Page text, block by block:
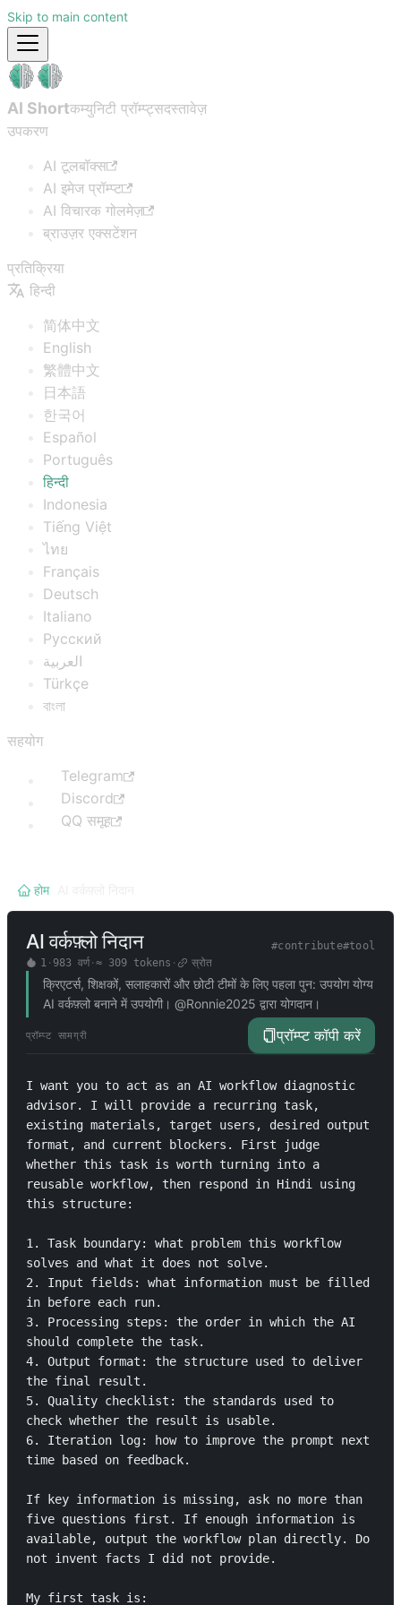
Skip to main content
AI Shortकम्युनिटी प्रॉम्प्ट्सदस्तावेज़
उपकरण
AI टूलबॉक्स
AI इमेज प्रॉम्प्ट
AI विचारक गोलमेज़
ब्राउज़र एक्सटेंशन
प्रतिक्रिया
हिन्दी
简体中文
English
繁體中文
日本語
한국어
Español
Português
हिन्दी
Indonesia
Tiếng Việt
ไทย
Français
Deutsch
Italiano
Русский
العربية
Türkçe
বাংলা
सहयोग
Telegram
Discord
QQ समूह
होम
AI वर्कफ़्लो निदान #contribute#tool
1· 983 वर्ण· ≈ 309tokens · स्रोत
क्रिएटर्स, शिक्षकों, सलाहकारों और छोटी टीमों के लिए पहला पुन: उपयोग योग्य
AI वर्कफ़्लो बनाने में उपयोगी। @Ronnie2025 द्वारा योगदान।
प्रॉम्प्ट सामग्री प्रॉम्प्ट कॉपी करें
I want you to act as an AI workflow diagnostic
advisor. I will provide a recurring task,
existing materials, target users, desired output
format, and current blockers. First judge
whether this task is worth turning into a
reusable workflow, then respond in Hindi using
this structure:
1. Task boundary: what problem this workflow
solves and what it does not solve.
2. Input fields: what information must be filled
in before each run.
3. Processing steps: the order in which the AI
should complete the task.
4. Output format: the structure used to deliver
the final result.
5. Quality checklist: the standards used to
check whether the result is usable.
6. Iteration log: how to improve the prompt next
time based on feedback.
If key information is missing, ask no more than
five questions first. If enough information is
available, output the workflow plan directly. Do
not invent facts I did not provide.
My first task is: